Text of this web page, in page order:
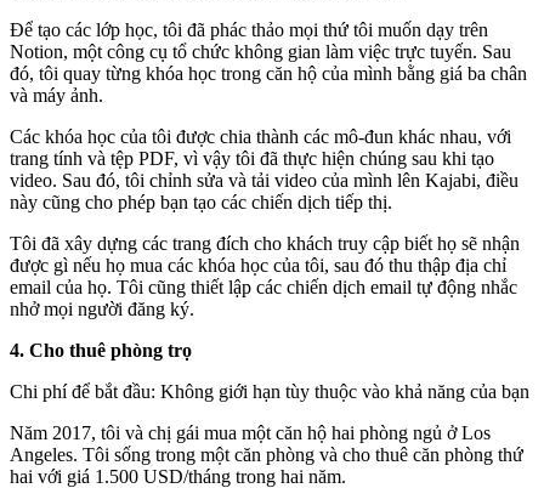
Để tạo các lớp học, tôi đã phác thảo mọi thứ tôi muốn dạy trên
Notion, một công cụ tổ chức không gian làm việc trực tuyến. Sau
đó, tôi quay từng khóa học trong căn hộ của mình bằng giá ba chân
và máy ảnh.
Các khóa học của tôi được chia thành các mô-đun khác nhau, với
trang tính và tệp PDF, vì vậy tôi đã thực hiện chúng sau khi tạo
video. Sau đó, tôi chỉnh sửa và tải video của mình lên Kajabi, điều
này cũng cho phép bạn tạo các chiến dịch tiếp thị.
Tôi đã xây dựng các trang đích cho khách truy cập biết họ sẽ nhận
được gì nếu họ mua các khóa học của tôi, sau đó thu thập địa chỉ
email của họ. Tôi cũng thiết lập các chiến dịch email tự động nhắc
nhở mọi người đăng ký.
4. Cho thuê phòng trọ
Chi phí để bắt đầu: Không giới hạn tùy thuộc vào khả năng của bạn
Năm 2017, tôi và chị gái mua một căn hộ hai phòng ngủ ở Los
Angeles. Tôi sống trong một căn phòng và cho thuê căn phòng thứ
hai với giá 1.500 USD/tháng trong hai năm.